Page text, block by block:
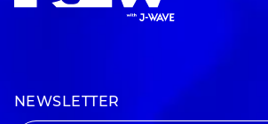
NEWSLETTER